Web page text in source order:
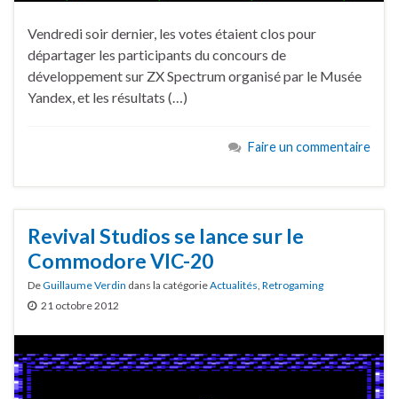
Vendredi soir dernier, les votes étaient clos pour
départager les participants du concours de
développement sur ZX Spectrum organisé par le Musée
Yandex, et les résultats (…)
Faire un commentaire
Revival Studios se lance sur le
Commodore VIC-20
DeGuillaume Verdin dans la catégorieActualités, Retrogaming
21 octobre 2012